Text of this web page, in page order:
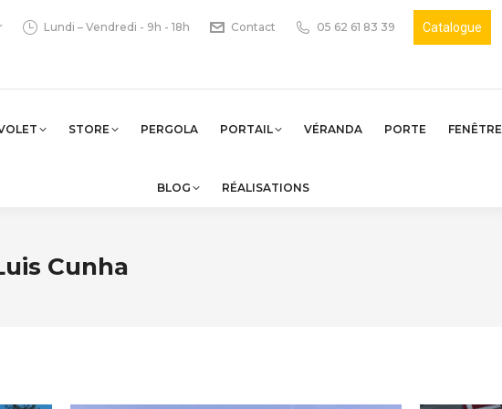
Lundi – Vendredi - 9h - 18h Contact 05 62 61 83 39 Catalogue
STORE PERGOLA PORTAIL VÉRANDA PORTE FENÊTRE
BLOG RÉALISATIONS
Cunha